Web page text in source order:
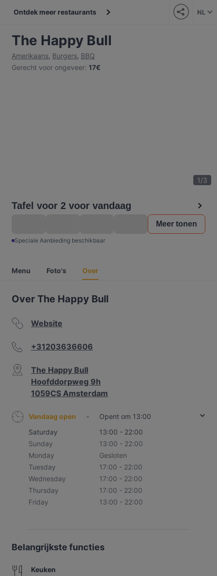
Ontdek meer restaurants NL
The Happy Bull
Amerikaans, Burgers, BBQ
Gerecht voor ongeveer: 17€
1/3
Tafel voor 2 voor vandaag
Meer tonen
Speciale Aanbieding beschikbaar
Menu Foto's Over
Over The Happy Bull
Website
+31203636606
The Happy Bull
Hoofddorpweg 9h
1059CS Amsterdam
Vandaag open -
Opent om 13:00
Saturday
13:00 - 22:00
Sunday
13:00 - 22:00
Monday
Gesloten
Tuesday
17:00 - 22:00
Wednesday
17:00 - 22:00
Thursday
17:00 - 22:00
Friday
13:00 - 22:00
Belangrijkste functies
Keuken